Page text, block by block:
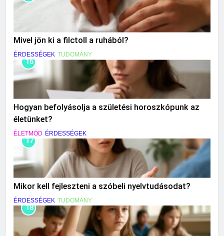
Mivel jön ki a filctoll a ruhából?
ÉRDESSÉGEK TUDOMÁNY
16
Hogyan befolyásolja a születési horoszkópunk az
életünket?
ÉLETMÓD ÉRDESSÉGEK
17
Mikor kell fejleszteni a szóbeli nyelvtudásodat?
ÉRDESSÉGEK TUDOMÁNY
18